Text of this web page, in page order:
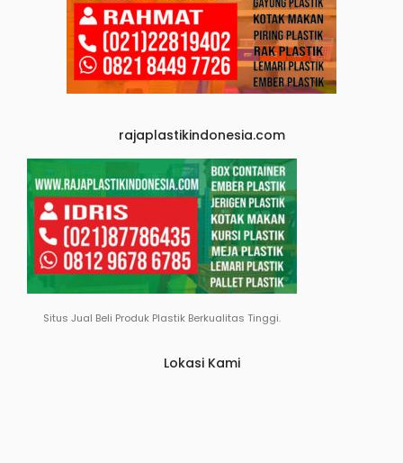
rajaplastikindonesia.com
Situs Jual Beli Produk Plastik Berkualitas Tinggi.
Lokasi Kami